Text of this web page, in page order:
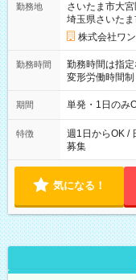
勤務地
さいたま市大宮
埼玉県さいたま
株式会社ワ
勤務時間
勤務時間は指定
変形労働時間制 想定労
～21：00
期間 単発・1日のみ
特徴
週1日からOK /
募集
気になる！